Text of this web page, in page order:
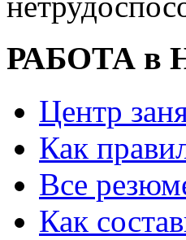
РАБОТА в
Центр
Как
Все
Как